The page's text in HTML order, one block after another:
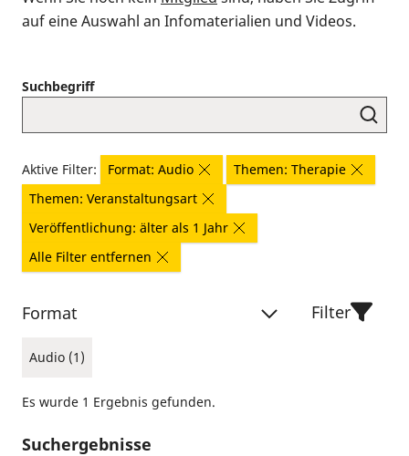
auf eine Auswahl an Infomaterialien und Videos.
Suchbegriff
Aktive Filter: Format: Audio
Themen: Therapie
Themen: Veranstaltungsart
Veröffentlichung: älter als 1 Jahr
Alle Filter entfernen
Format
Audio (1)
Filter
Es wurde 1 Ergebnis gefunden.
Suchergebnisse